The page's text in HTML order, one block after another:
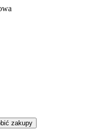
zakupy